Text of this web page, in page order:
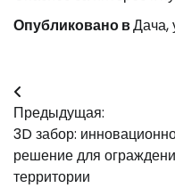
Опубликовано вДача,
Навигация
по
записям
Предыдущая:
3D забор:
решение для
территории